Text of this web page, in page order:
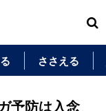
ささえる
予防は入念